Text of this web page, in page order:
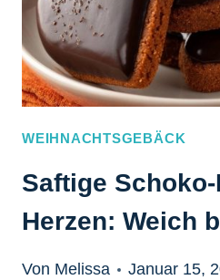
WEIHNACHTSGEBÄCK
Saftige
Herzen: Weich
Von Melissa Januar 15,